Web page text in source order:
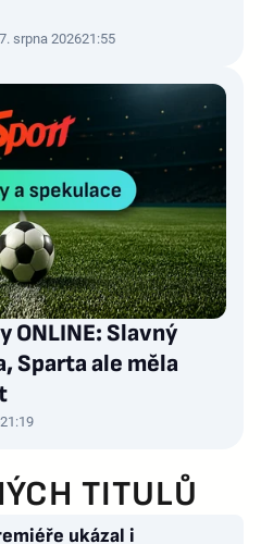
7. srpna 202621:55
ONLINE: Slavný
Sparta ale měla
21:19
TITULŮ
ukázal i